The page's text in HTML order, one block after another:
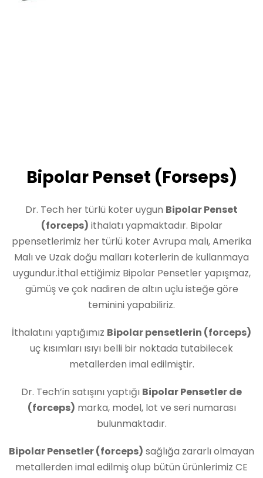
Bipolar Penset (Forseps)
Dr. Tech her türlü koter uygun Bipolar Penset
(forceps) ithalatı yapmaktadır. Bipolar
ppensetlerimiz her türlü koter Avrupa malı, Amerika
Malı ve Uzak doğu malları koterlerin de kullanmaya
uygundur.İthal ettiğimiz Bipolar Pensetler yapışmaz,
gümüş ve çok nadiren de altın uçlu isteğe göre
teminini yapabiliriz.
İthalatını yaptığımız Bipolar pensetlerin (forceps)
uç kısımları ısıyı belli bir noktada tutabilecek
metallerden imal edilmiştir.
Dr. Tech’in satışını yaptığı Bipolar Pensetler de
(forceps) marka, model, lot ve seri numarası
bulunmaktadır.
Bipolar Pensetler (forceps) sağlığa zararlı olmayan
metallerden imal edilmiş olup bütün ürünlerimiz CE